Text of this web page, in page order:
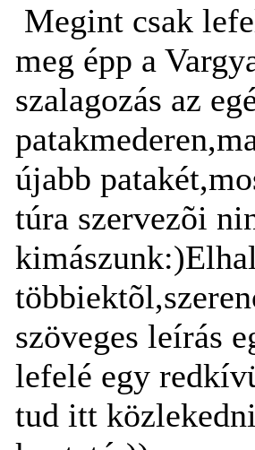
Megint csak
meg épp a
szalagozás az
újabb
túra szervezõi
szöveges leírás
lefelé egy
tud itt